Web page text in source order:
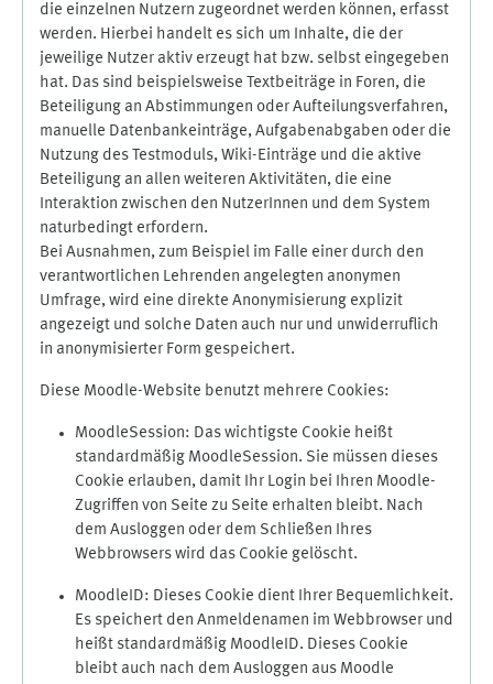
die einzelnen Nutzern zugeordnet werden können, erfasst
werden. Hierbei handelt es sich um Inhalte, die der
jeweilige Nutzer aktiv erzeugt hat bzw. selbst eingegeben
hat. Das sind beispielsweise Textbeiträge in Foren, die
Beteiligung an Abstimmungen oder Aufteilungsverfahren,
manuelle Datenbankeinträge, Aufgabenabgaben oder die
Nutzung des Testmoduls, Wiki-Einträge und die aktive
Beteiligung an allen weiteren Aktivitäten, die eine
Interaktion zwischen den NutzerInnen und dem System
naturbedingt erfordern.
Bei Ausnahmen, zum Beispiel im Falle einer durch den
verantwortlichen Lehrenden angelegten anonymen
Umfrage, wird eine direkte Anonymisierung explizit
angezeigt und solche Daten auch nur und unwiderruflich
in anonymisierter Form gespeichert.
Diese Moodle-Website benutzt mehrere Cookies:
MoodleSession: Das wichtigste Cookie heißt
standardmäßig MoodleSession. Sie müssen dieses
Cookie erlauben, damit Ihr Login bei Ihren Moodle-
Zugriffen von Seite zu Seite erhalten bleibt. Nach
dem Ausloggen oder dem Schließen Ihres
Webbrowsers wird das Cookie gelöscht.
MoodleID: Dieses Cookie dient Ihrer Bequemlichkeit.
Es speichert den Anmeldenamen im Webbrowser und
heißt standardmäßig MoodleID. Dieses Cookie
bleibt auch nach dem Ausloggen aus Moodle